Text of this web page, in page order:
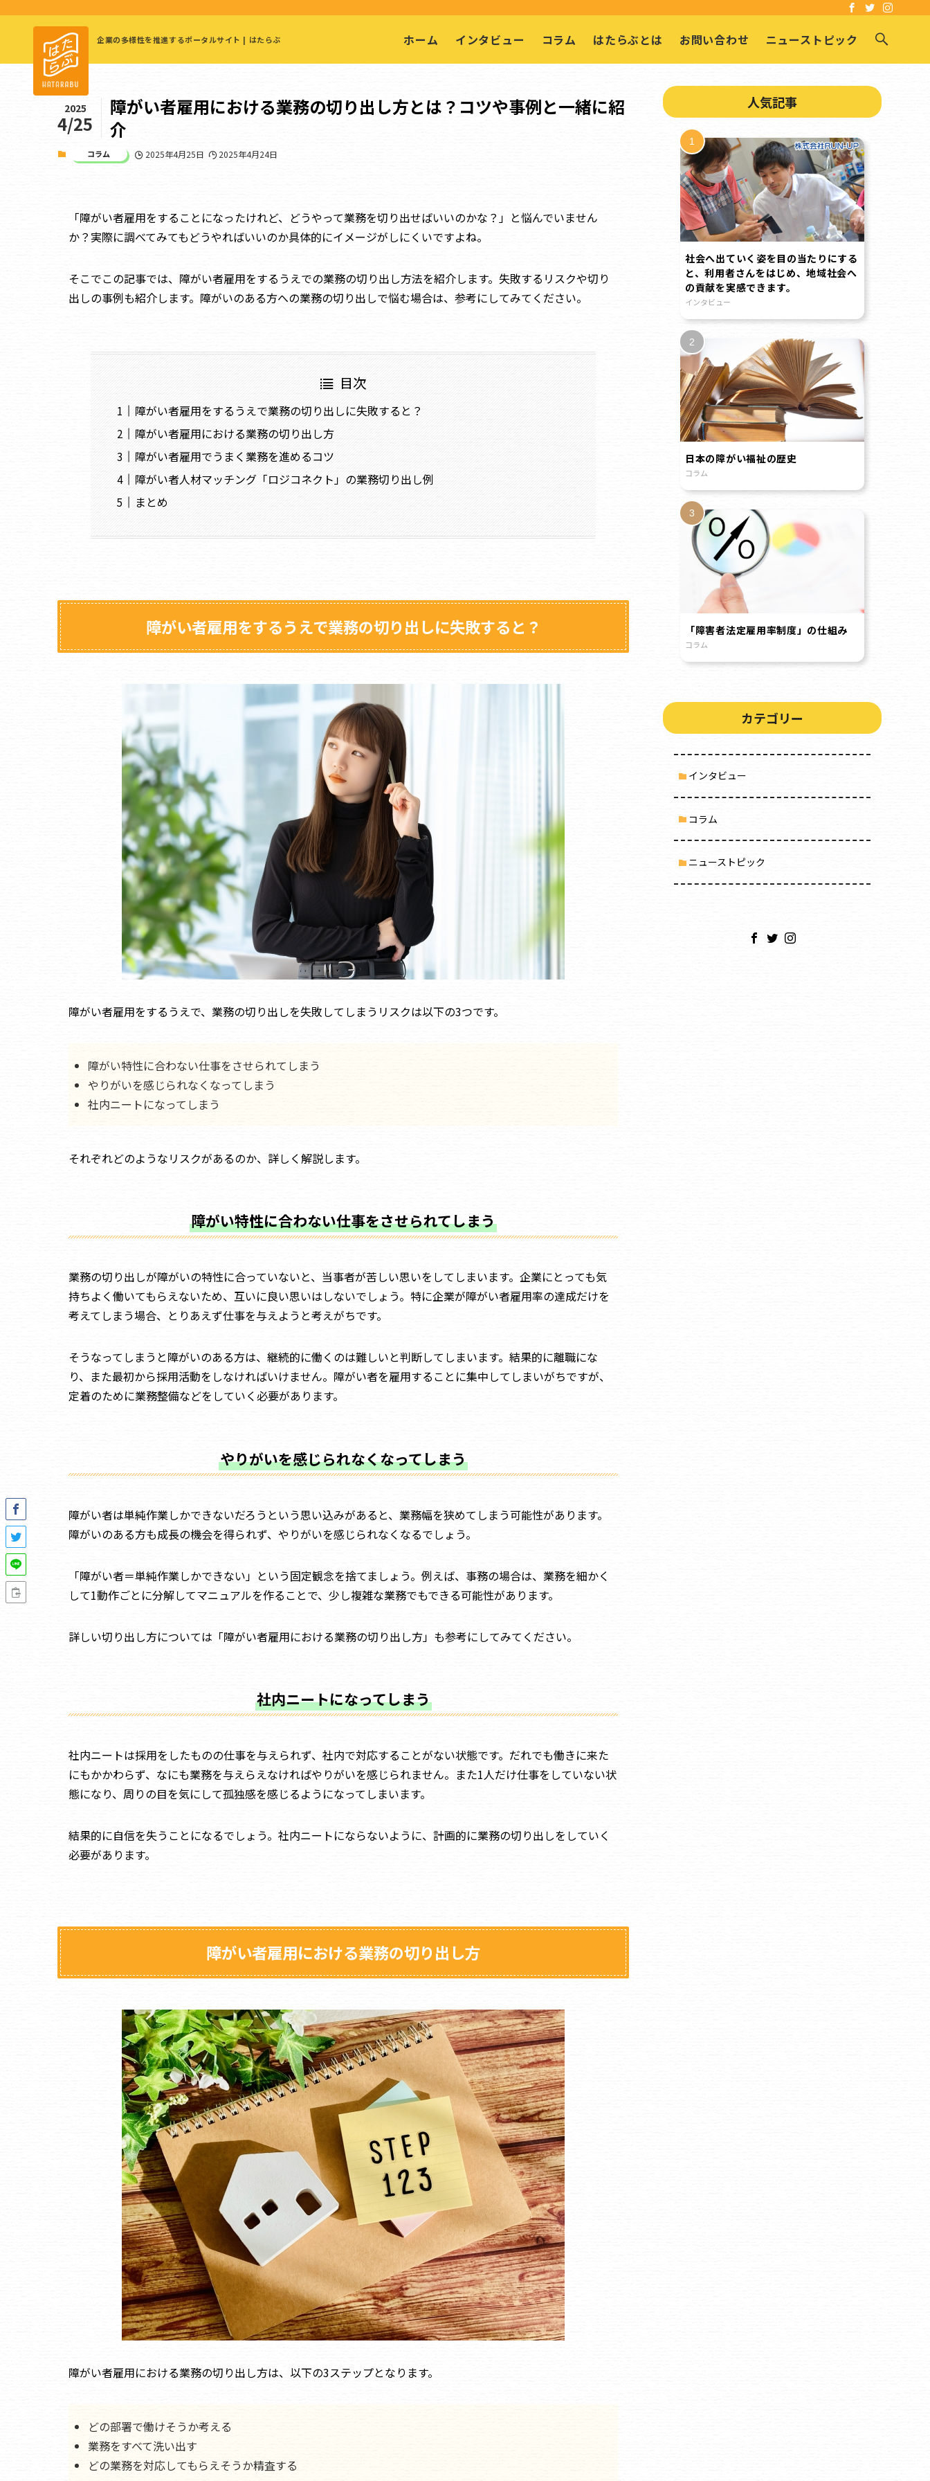
企業の多様性を推進するポータルサイト | はたらぶ ホーム インタビュー コラム はたらぶとは お問い合わせ ニューストピック
障がい者雇用における業務の切り出し方とは？コツや事例と一緒に紹
介
2025
4/25
コラム 2025年4月25日 2025年4月24日
「障がい者雇用をすることになったけれど、どうやって業務を切り出せばいいのかな？」と悩んでいません
か？実際に調べてみてもどうやればいいのか具体的にイメージがしにくいですよね。
そこでこの記事では、障がい者雇用をするうえでの業務の切り出し方法を紹介します。失敗するリスクや切り
出しの事例も紹介します。障がいのある方への業務の切り出しで悩む場合は、参考にしてみてください。
目次
障がい者雇用をするうえで業務の切り出しに失敗すると？
障がい者雇用における業務の切り出し方
障がい者雇用でうまく業務を進めるコツ
障がい者人材マッチング「ロジコネクト」の業務切り出し例
まとめ
障がい者雇用をするうえで業務の切り出しに失敗すると？
障がい者雇用をするうえで、業務の切り出しを失敗してしまうリスクは以下の3つです。
障がい特性に合わない仕事をさせられてしまう
やりがいを感じられなくなってしまう
社内ニートになってしまう
それぞれどのようなリスクがあるのか、詳しく解説します。
障がい特性に合わない仕事をさせられてしまう
業務の切り出しが障がいの特性に合っていないと、当事者が苦しい思いをしてしまいます。企業にとっても気
持ちよく働いてもらえないため、互いに良い思いはしないでしょう。特に企業が障がい者雇用率の達成だけを
考えてしまう場合、とりあえず仕事を与えようと考えがちです。
そうなってしまうと障がいのある方は、継続的に働くのは難しいと判断してしまいます。結果的に離職にな
り、また最初から採用活動をしなければいけません。障がい者を雇用することに集中してしまいがちですが、
定着のために業務整備などをしていく必要があります。
やりがいを感じられなくなってしまう
障がい者は単純作業しかできないだろうという思い込みがあると、業務幅を狭めてしまう可能性があります。
障がいのある方も成長の機会を得られず、やりがいを感じられなくなるでしょう。
「障がい者＝単純作業しかできない」という固定観念を捨てましょう。例えば、事務の場合は、業務を細かく
して1動作ごとに分解してマニュアルを作ることで、少し複雑な業務でもできる可能性があります。
詳しい切り出し方については「障がい者雇用における業務の切り出し方」も参考にしてみてください。
社内ニートになってしまう
社内ニートは採用をしたものの仕事を与えられず、社内で対応することがない状態です。だれでも働きに来た
にもかかわらず、なにも業務を与えらえなければやりがいを感じられません。また1人だけ仕事をしていない状
態になり、周りの目を気にして孤独感を感じるようになってしまいます。
結果的に自信を失うことになるでしょう。社内ニートにならないように、計画的に業務の切り出しをしていく
必要があります。
障がい者雇用における業務の切り出し方
障がい者雇用における業務の切り出し方は、以下の3ステップとなります。
どの部署で働けそうか考える
業務をすべて洗い出す
どの業務を対応してもらえそうか精査する
人気記事
社会へ出ていく姿を目の当たりにする
と、利用者さんをはじめ、地域社会へ
の貢献を実感できます。
インタビュー
日本の障がい福祉の歴史
コラム
「障害者法定雇用率制度」の仕組み
コラム
カテゴリー
インタビュー
コラム
ニューストピック